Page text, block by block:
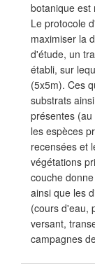
botanique est
Le protocole
maximiser la
d'étude, un
établi, sur
(5x5m). Ces
substrats
présentes
les espèces
recensées et
végétations
couche
ainsi que les
(cours d'eau,
versant,
campagnes